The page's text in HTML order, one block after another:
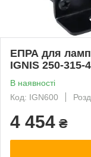
ЕПРА для
IGNIS 250-315-
В наявності
Код: IGN600
4 454 ₴